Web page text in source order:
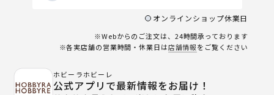
オンラインショップ休業日
※Webからのご注文は、24時間承っております
※各実店舗の営業時間・休業日は店舗情報をご覧ください
ホビーラホビーレ
公式アプリで最新情報をお届け！